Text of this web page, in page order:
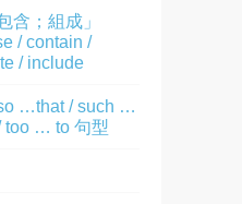
含；組成」
/ contain /
/ include
…that / such …
too … to 句型